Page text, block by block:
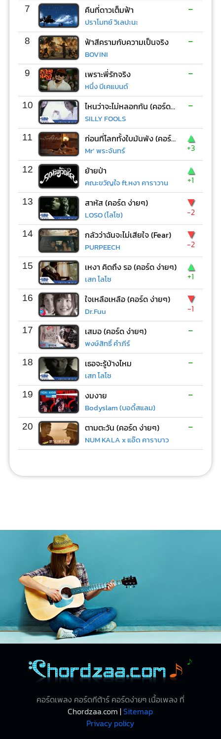
7 คืนที่ดาวเต็มฟ้า
ปราโมทย์ วิเลปะนะ
-
8 ฟ้าสีครามกับความเป็นจริง
BOVINI
-
9 เพราะพี่รักจริง
หนึ่ง บีเคแบนด์
-
10 ไหนว่าจะไม่หลอกกัน (คอร์ด ง่ายๆ)
SILLY FOOLS
-
11 ก่อนที่โลกทั้งใบมันพัง (คอร์ด ง่ายๆ)
Mr’ พระจันทร์
▲
+3
12 ย้ายป่า
คณะขวัญใจ ft.หงา คาราวาน
▲
+1
13 สาหัส (คอร์ด ง่ายๆ)
LOSO (โลโซ)
▼
-2
14 กลัวว่าฉันจะไม่เสียใจ (Fear)
PURPEECH
▼
-2
15 เหงา คิดถึง รอ (คอร์ด ง่ายๆ)
เสก โลโซ
▲
+1
16 ใจเหลือเหลือ (คอร์ด ง่ายๆ)
Dr.Fuu
▼
-1
17 เสมอ (คอร์ด ง่ายๆ)
พงษ์สิทธิ์ คำภีร์
-
18 เธอจะรู้บ้างไหม
เสก โลโซ
-
19 งมงาย
Bodyslam (บอดี้สแลม)
-
20 ตามตะวัน (คอร์ด ง่ายๆ)
NUM KALA x แอ๊ด คาราบาว
-
คอร์ดเพลง คอร์ดกีต้าร์ คอร์ดง่ายๆ เนื้อเพลง ที่
Chordzaa.com |Sitemap
Privacy policy